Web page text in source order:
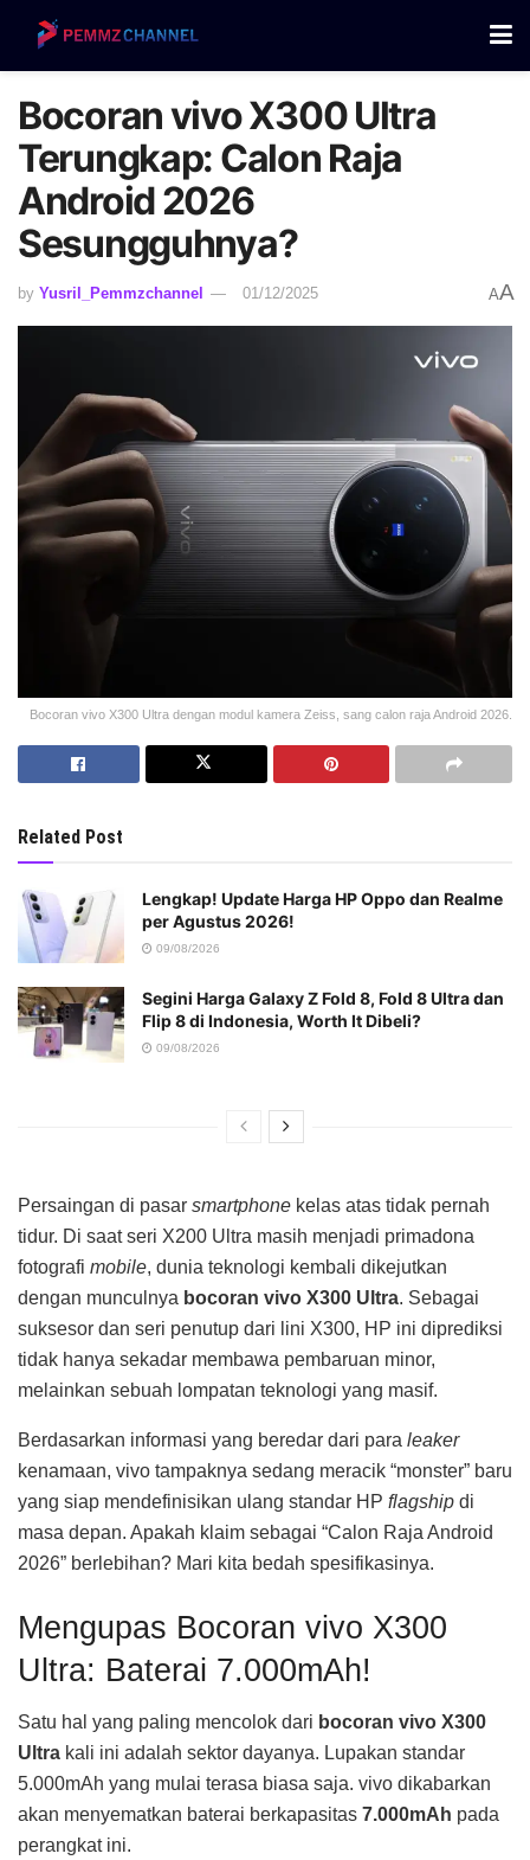
Bocoran vivo X300 Ultra
Terungkap: Calon Raja
Android 2026
Sesungguhnya?
by Yusril_Pemmzchannel 01/12/2025 AA
Bocoran vivo X300 Ultra dengan modul kamera Zeiss, sang calon raja Android 2026.
Related Post
Lengkap! Update Harga HP Oppo dan Realme
per Agustus 2026!
09/08/2026
Segini Harga Galaxy Z Fold 8, Fold 8 Ultra dan
Flip 8 di Indonesia, Worth It Dibeli?
09/08/2026
Persaingan di pasar smartphone kelas atas tidak pernah
tidur. Di saat seri X200 Ultra masih menjadi primadona
fotografi mobile, dunia teknologi kembali dikejutkan
dengan munculnya bocoran vivo X300 Ultra. Sebagai
suksesor dan seri penutup dari lini X300, HP ini diprediksi
tidak hanya sekadar membawa pembaruan minor,
melainkan sebuah lompatan teknologi yang masif.
Berdasarkan informasi yang beredar dari para leaker
kenamaan, vivo tampaknya sedang meracik “monster” baru
yang siap mendefinisikan ulang standar HP flagship di
masa depan. Apakah klaim sebagai “Calon Raja Android
2026” berlebihan? Mari kita bedah spesifikasinya.
Mengupas Bocoran vivo X300
Ultra: Baterai 7.000mAh!
Satu hal yang paling mencolok dari bocoran vivo X300
Ultra kali ini adalah sektor dayanya. Lupakan standar
5.000mAh yang mulai terasa biasa saja. vivo dikabarkan
akan menyematkan baterai berkapasitas 7.000mAh pada
perangkat ini.